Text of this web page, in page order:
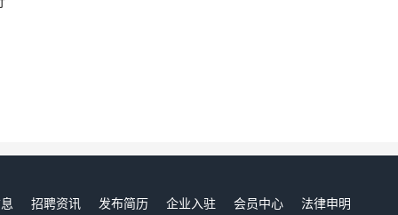
招聘资讯 发布简历 企业入驻 会员中心
法律申明